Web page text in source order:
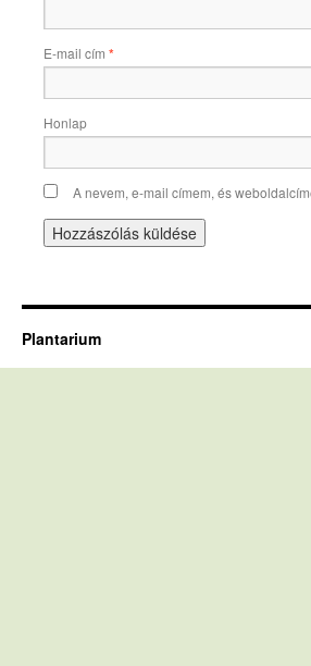
E-mail cím *
Honlap
A nevem, e-mail címem, és
Plantarium